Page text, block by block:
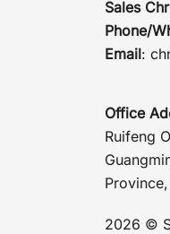
Sales
Phone/
Email:
Office
Ruifeng
2026 ©